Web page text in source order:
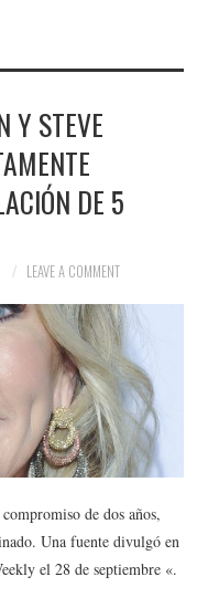
Y STEVE
DE 5
LEAVE A COMMENT
de dos años,
Una fuente divulgó en
el 28 de septiembre «.